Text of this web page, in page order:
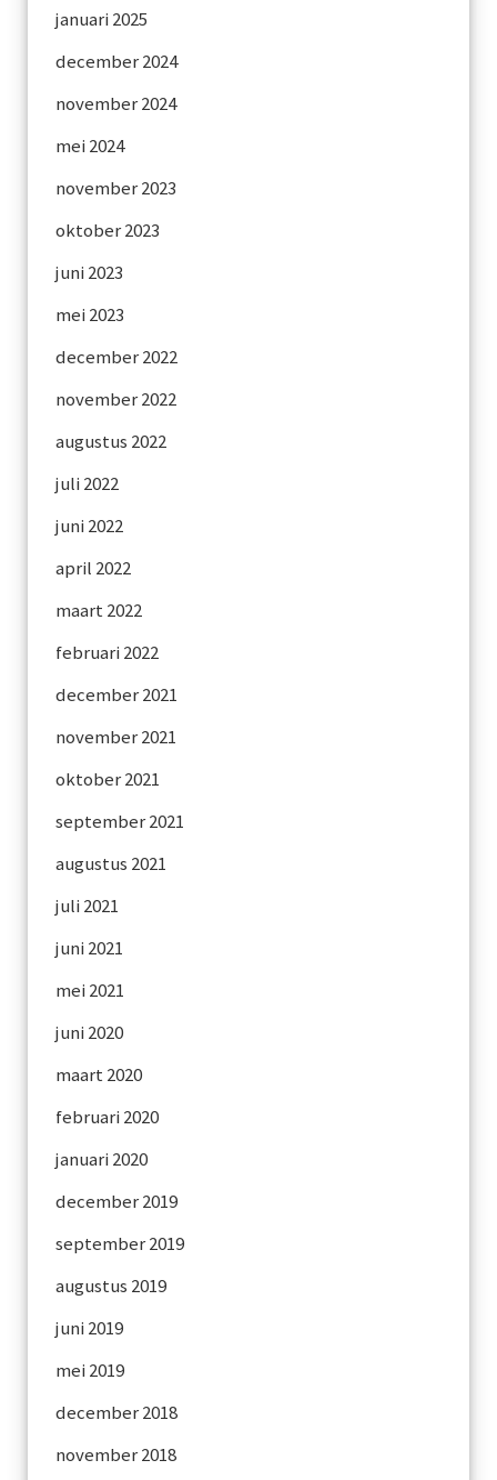
januari 2025
december 2024
november 2024
mei 2024
november 2023
oktober 2023
juni 2023
mei 2023
december 2022
november 2022
augustus 2022
juli 2022
juni 2022
april 2022
maart 2022
februari 2022
december 2021
november 2021
oktober 2021
september 2021
augustus 2021
juli 2021
juni 2021
mei 2021
juni 2020
maart 2020
februari 2020
januari 2020
december 2019
september 2019
augustus 2019
juni 2019
mei 2019
december 2018
november 2018